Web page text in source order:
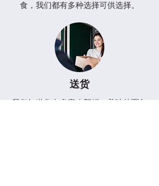
價格
MYR 128.00
價格
MYR 48.00
價格
MYR 88.00
一般價格
MYR 108.00促銷價格
MYR 88.00
價格
MYR 168.00
價格
MYR 68.00
價格
MYR 88.00
價格
MYR 128.00
價格
MYR 108.00
價格
MYR 128.00
價格
MYR 128.00
一般價格
MYR 128.00促銷價格
MYR 118.00
價格
MYR 142.00
價格
MYR 128.00
價格
MYR 42.00
食，我们都有多种选择可供选择。
送货
我们知道您有多喜欢新鲜、美味的面包